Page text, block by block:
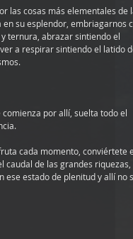
las cosas más elementales de
su esplendor, embriagarnos
ternura, abrazar sintiendo el
a respirar sintiendo el latido
por allí, suelta todo el
cada momento, conviértete
caudal de las grandes riquezas,
ese estado de plenitud y allí no